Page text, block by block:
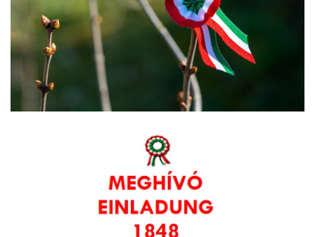
Kultur
Geschichte
Gesundheit